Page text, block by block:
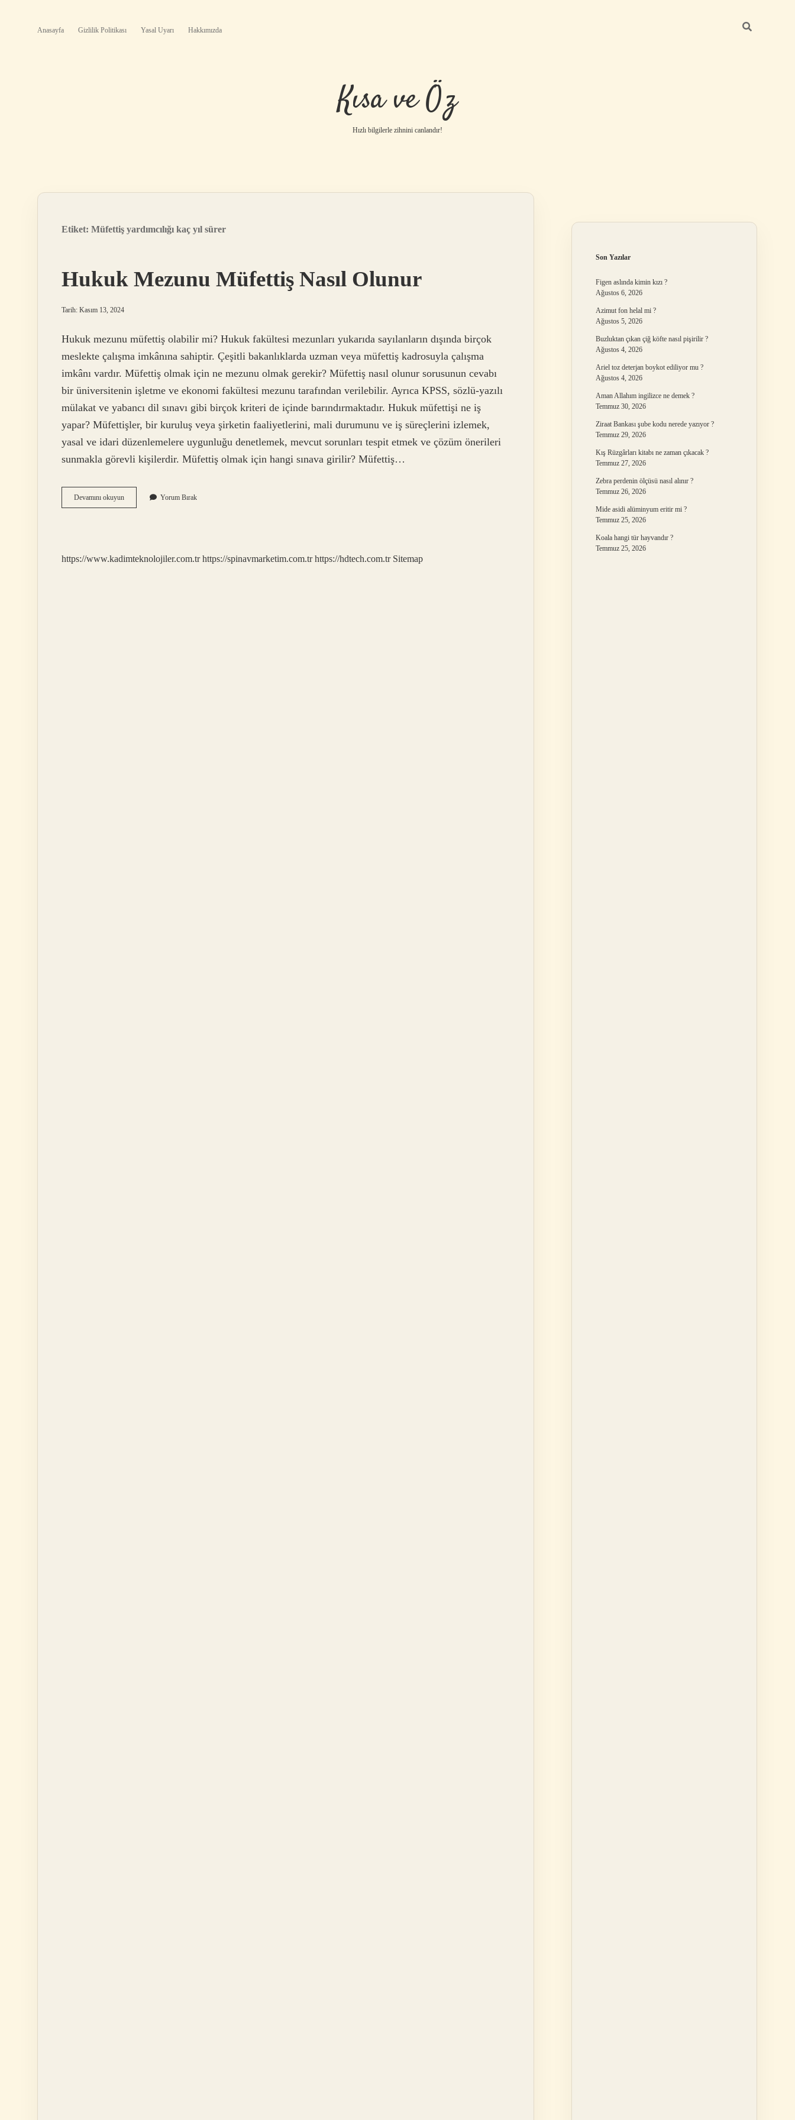
Anasayfa Gizlilik Politikası Yasal Uyarı Hakkımızda
Kısa ve Öz
Hızlı bilgilerle zihnini canlandır!
Etiket: Müfettiş yardımcılığı kaç yıl sürer
Hukuk Mezunu Müfettiş Nasıl Olunur
Tarih: Kasım 13, 2024
Hukuk mezunu müfettiş olabilir mi? Hukuk fakültesi mezunları yukarıda sayılanların dışında birçok
meslekte çalışma imkânına sahiptir. Çeşitli bakanlıklarda uzman veya müfettiş kadrosuyla çalışma
imkânı vardır. Müfettiş olmak için ne mezunu olmak gerekir? Müfettiş nasıl olunur sorusunun cevabı
bir üniversitenin işletme ve ekonomi fakültesi mezunu tarafından verilebilir. Ayrıca KPSS, sözlü-yazılı
mülakat ve yabancı dil sınavı gibi birçok kriteri de içinde barındırmaktadır. Hukuk müfettişi ne iş
yapar? Müfettişler, bir kuruluş veya şirketin faaliyetlerini, mali durumunu ve iş süreçlerini izlemek,
yasal ve idari düzenlemelere uygunluğu denetlemek, mevcut sorunları tespit etmek ve çözüm önerileri
sunmakla görevli kişilerdir. Müfettiş olmak için hangi sınava girilir? Müfettiş…
Devamını okuyunHukuk
Mezunu
Yorum Bırak
https://www.kadimteknolojiler.com.tr https://spinavmarketim.com.tr https://hdtech.com.tr Sitemap
Son Yazılar
Figen aslında kimin kızı ?
Ağustos 6, 2026
Azimut fon helal mi ?
Ağustos 5, 2026
Buzluktan çıkan çiğ köfte nasıl pişirilir ?
Ağustos 4, 2026
Ariel toz deterjan boykot ediliyor mu ?
Ağustos 4, 2026
Aman Allahım ingilizce ne demek ?
Temmuz 30, 2026
Ziraat Bankası şube kodu nerede yazıyor ?
Temmuz 29, 2026
Kış Rüzgârları kitabı ne zaman çıkacak ?
Temmuz 27, 2026
Zebra perdenin ölçüsü nasıl alınır ?
Temmuz 26, 2026
Mide asidi alüminyum eritir mi ?
Temmuz 25, 2026
Koala hangi tür hayvandır ?
Temmuz 25, 2026